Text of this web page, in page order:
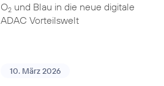
O2und Blau in die neue digitale
ADAC Vorteilswelt
10. März 2026